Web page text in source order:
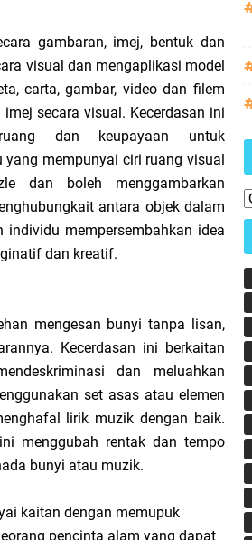
gambaran, imej, bentuk dan
visual dan mengaplikasi model
carta, gambar, video dan filem
secara visual. Kecerdasan ini
dan keupayaan untuk
mempunyai ciri ruang visual
dan boleh menggambarkan
antara objek dalam
individu mempersembahkan idea
dan kreatif.
mengesan bunyi tanpa lisan,
Kecerdasan ini berkaitan
dan meluahkan
set asas atau elemen
lirik muzik dengan baik.
menggubah rentak dan tempo
bunyi atau muzik.
kaitan dengan memupuk
pencinta alam yang dapat